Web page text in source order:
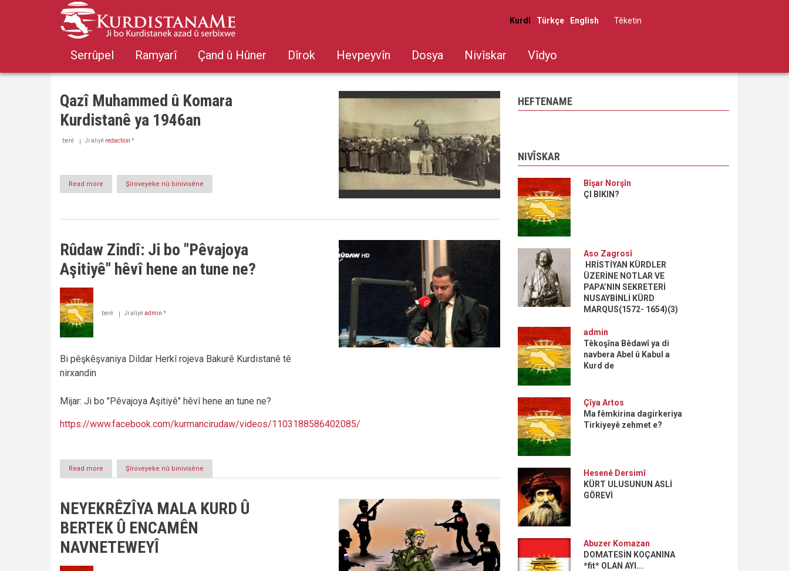
Kurdî Türkçe English
User
menu
Têketin
Serrûpel Ramyarî Çand û Hûner Dîrok Hevpeyvîn Dosya Nivîskar Vîdyo
Qazî Muhammed û Komara
Kurdistanê ya 1946an
berê Ji aliyê redaction *
Read more
Qazî
ya
1946an
Şîroveyeke nû binivisêne
Rûdaw Zindî: Ji bo "Pêvajoya
Aşitiyê" hêvî hene an tune ne?
berê Ji aliyêadmin *
Bi pêşkêşvaniya Dildar Herkî rojeva Bakurê Kurdistanê tê
nirxandin
Mijar: Ji bo "Pêvajoya Aşitiyê" hêvî hene an tune ne?
https://www.facebook.com/kurmancirudaw/videos/1103188586402085/
Read more
Rûdaw
bo
"Pêvajoya
Aşitiyê"
hene
Şîroveyeke nû binivisêne
NEYEKRÊZÎYA MALA KURD Û
BERTEK Û ENCAMÊN
NAVNETEWEYÎ
HEFTENAME
NIVÎSKAR
Bîşar Norşîn
ÇI BIKIN?
Aso Zagrosî
HRİSTİYAN KÜRDLER
ÜZERİNE NOTLAR VE
PAPA’NIN SEKRETERİ
NUSAYBİNLİ KÜRD
MARQUS(1572- 1654)(3)
admin
Têkoşîna Bêdawî ya di
navbera Abel û Kabul a
Kurd de
Çîya Artos
Ma fêmkirina dagirkeriya
Tirkiyeyê zehmet e?
Hesenê Dersimî
KÜRT ULUSUNUN ASLİ
GÖREVİ
Abuzer Komazan
DOMATESİN KOÇANINA
*fit* OLAN AYI...